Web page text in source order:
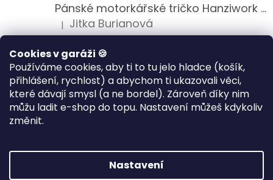
Cookies v garáži 🍪
Používáme cookies, aby ti to tu jelo hladce (košík,
přihlášení, rychlost) a abychom ti ukazovali věci,
které dávají smysl (a ne bordel). Zároveň díky nim
můžu ladit e-shop do topu. Nastavení můžeš kdykoliv
změnit.
Nastavení
Pánské motorkářské tričko Hanziwork Custom Bobber
Hodnocení produktu je 5 z 5 hvězdiček.
| Jitka Burianová
Splnil očekávání na jedničku
Hodnocení produktu je 5 z 5 hvězdiček.
| Klára Musilová
Jsem velice spokojena, velmi kvalitni zbozi.
Vytvořil Shoptet